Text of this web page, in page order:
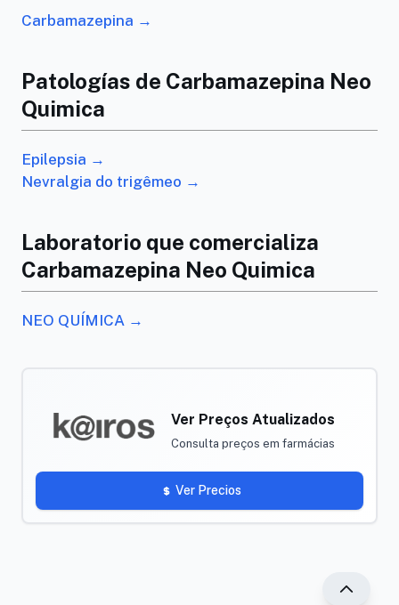
Carbamazepina →
Patologías de Carbamazepina Neo
Quimica
Epilepsia →
Nevralgia do trigêmeo →
Laboratorio que comercializa
Carbamazepina Neo Quimica
NEO QUÍMICA →
Ver Preços Atualizados
Consulta preços em farmácias
Ver Precios